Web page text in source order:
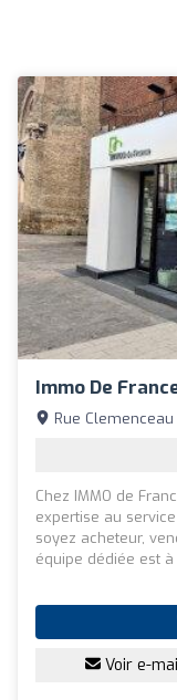
Immo De
Rue
Chez IMMO de
expertise au
soyez acheteur,
équipe dédiée est à
Voir e-